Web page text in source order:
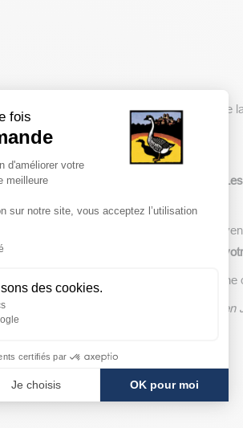
fois
du Consentement
d'améliorer votre
meilleure
sur notre site, vous acceptez l’utilisation
des cookies.
certifiés par
Je choisis OK pour moi
consent
et le Sud-Ouest ( Quercy-Périgord) de
entières livrées dans un élégant coffret.
livrée en J+1 ou J+2* de son départ
permet pas d’ajouter d’autres articles à
; pas d’inquiétude, la chaîne
métropolitaine, hors Corse. Livraison en